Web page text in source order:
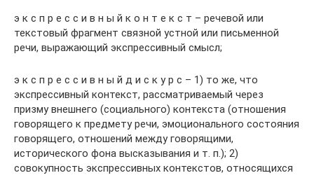
э к с п р е с с и в н ы й к о н т е к с т – речевой или
текстовый фрагмент связной устной или письменной
речи, выражающий экспрессивный смысл;
э к с п р е с с и в н ы й д и с к у р с – 1) то же, что
экспрессивный контекст, рассматриваемый через
призму внешнего (социального) контекста (отношения
говорящего к предмету речи, эмоционального состояния
говорящего, отношений между говорящими,
исторического фона высказывания и т. п.); 2)
совокупность экспрессивных контекстов, относящихся